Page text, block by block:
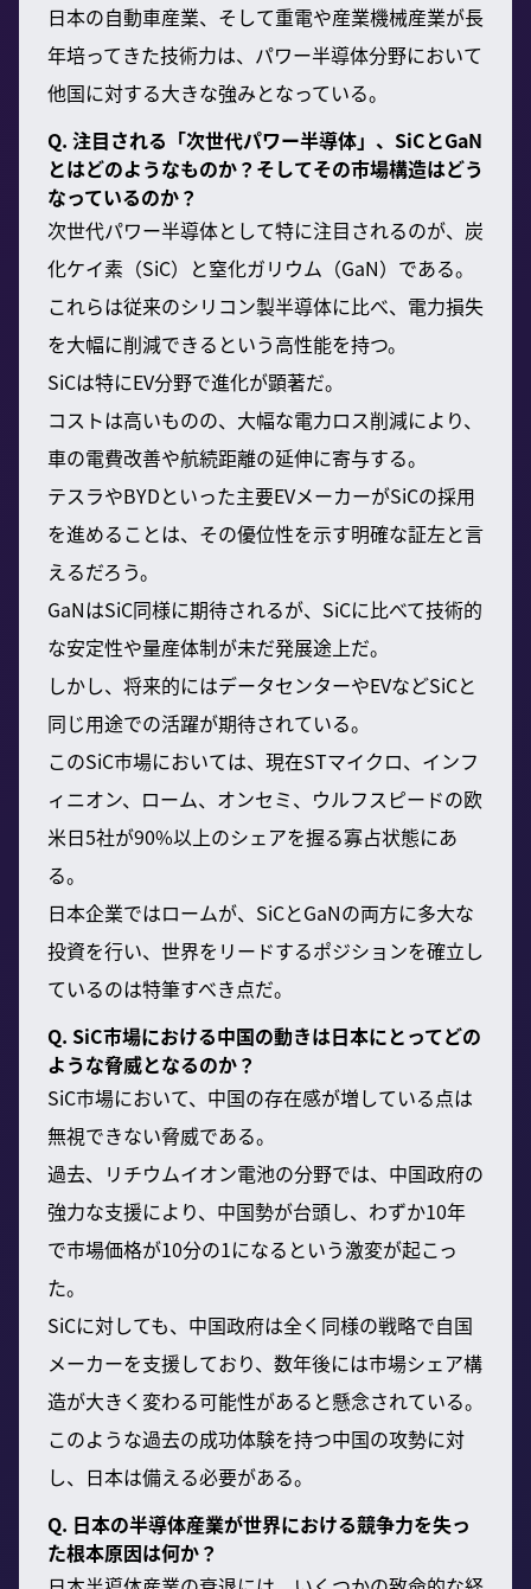
日本の自動車産業、そして重電や産業機械産業が長
年培ってきた技術力は、パワー半導体分野において
他国に対する大きな強みとなっている。
Q. 注目される「次世代パワー半導体」、SiCとGaN
とはどのようなものか？そしてその市場構造はどう
なっているのか？
次世代パワー半導体として特に注目されるのが、炭
化ケイ素（SiC）と窒化ガリウム（GaN）である。
これらは従来のシリコン製半導体に比べ、電力損失
を大幅に削減できるという高性能を持つ。
SiCは特にEV分野で進化が顕著だ。
コストは高いものの、大幅な電力ロス削減により、
車の電費改善や航続距離の延伸に寄与する。
テスラやBYDといった主要EVメーカーがSiCの採用
を進めることは、その優位性を示す明確な証左と言
えるだろう。
GaNはSiC同様に期待されるが、SiCに比べて技術的
な安定性や量産体制が未だ発展途上だ。
しかし、将来的にはデータセンターやEVなどSiCと
同じ用途での活躍が期待されている。
このSiC市場においては、現在STマイクロ、インフ
ィニオン、ローム、オンセミ、ウルフスピードの欧
米日5社が90%以上のシェアを握る寡占状態にあ
る。
日本企業ではロームが、SiCとGaNの両方に多大な
投資を行い、世界をリードするポジションを確立し
ているのは特筆すべき点だ。
Q. SiC市場における中国の動きは日本にとってどの
ような脅威となるのか？
SiC市場において、中国の存在感が増している点は
無視できない脅威である。
過去、リチウムイオン電池の分野では、中国政府の
強力な支援により、中国勢が台頭し、わずか10年
で市場価格が10分の1になるという激変が起こっ
た。
SiCに対しても、中国政府は全く同様の戦略で自国
メーカーを支援しており、数年後には市場シェア構
造が大きく変わる可能性があると懸念されている。
このような過去の成功体験を持つ中国の攻勢に対
し、日本は備える必要がある。
Q. 日本の半導体産業が世界における競争力を失っ
た根本原因は何か？